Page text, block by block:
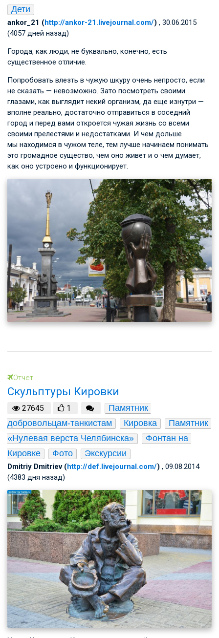
Дети
ankor_21 (http://ankor-21.livejournal.com/) , 30.06.2015
(4057 дней назад)
Города, как люди, не буквально, конечно, есть
существенное отличие.
Попробовать влезть в чужую шкуру очень непросто, если
не сказать — невозможно. Зато посмотреть своими
глазами, как выглядит некий организм, да еще изнутри —
вполне реально, достаточно отправиться в соседний
город и перед вами откроется чужая жизнь со всеми
своими прелестями и недостатками. И чем дольше
мы находимся в чужом теле, тем лучше начинаем понимать
это громадное существо, чем оно живет и о чем думает,
как оно устроено и функционирует.
Отчет
Скульптуры Кировки
27645 1
Памятник
добровольцам-танкистам
Кировка
Памятник
«Нулевая верста Челябинска»
Фонтан на
Кировке
Фото Экскурсии
Dmitriy Dmitriev (http://def.livejournal.com/) , 09.08.2014
(4383 дня назад)